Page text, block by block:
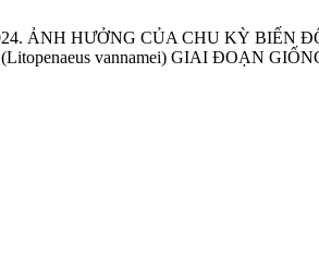
ẢNH HƯỞNG CỦA CHU KỲ
vannamei) GIAI ĐOẠN